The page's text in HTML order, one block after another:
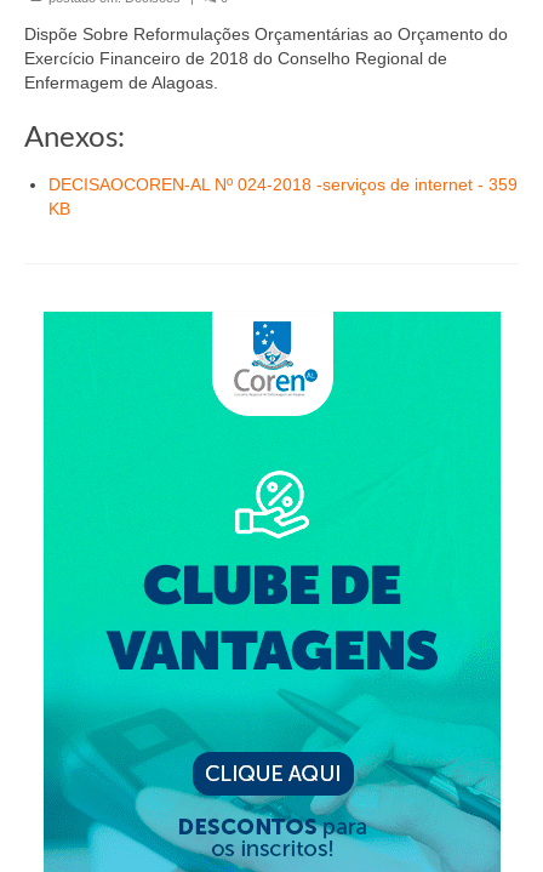
Conselheiros e Diretoria
Carta de Serviços ao Cidadão
Eleições Triênio 2027-2029
Eleições 2023
Agenda do presidente
Eleições
Fiscalização
Responsabilidade Técnica
Legislações
Decisões
Portarias
Dispõe Sobre Reformulações Orçamentárias ao Orçamento do
Exercício Financeiro de 2018 do Conselho Regional de
Enfermagem de Alagoas.
Anexos:
DECISAOCOREN-AL Nº 024-2018 -serviços de internet - 359
KB